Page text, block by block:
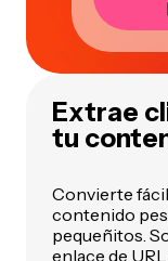
Extrae
tu
Convierte
contenido
pequeñitos.
enlace de